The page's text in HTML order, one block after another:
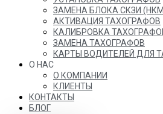
ЗАМЕНА БЛОКА СКЗИ
АКТИВАЦИЯ ТАХОГРАФОВ
КАЛИБРОВКА
ЗАМЕНА ТАХОГРАФОВ
КАРТЫ ВОДИТЕЛЕЙ ДЛЯ
О НАС
О КОМПАНИИ
КЛИЕНТЫ
КОНТАКТЫ
БЛОГ